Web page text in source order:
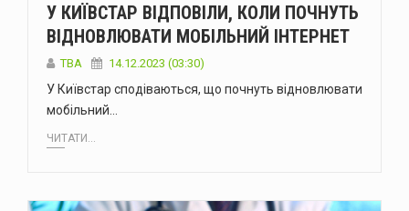
У КИЇВСТАР ВІДПОВІЛИ, КОЛИ ПОЧНУТЬ
ВІДНОВЛЮВАТИ МОБІЛЬНИЙ ІНТЕРНЕТ
ТВА 14.12.2023 (03:30)
У Київстар сподіваються, що почнуть відновлювати
мобільний…
ЧИТАТИ...